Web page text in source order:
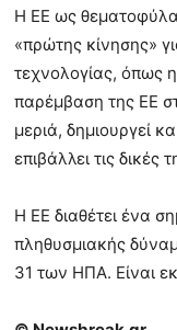
H EE ως
«πρώτης κίνησης»
τεχνολογίας, όπως
παρέμβαση της ΕΕ
μεριά, δημιουργεί
επιβάλλει τις
Η ΕΕ διαθέτει ένα
πληθυσμιακής
31 των ΗΠΑ. Είναι